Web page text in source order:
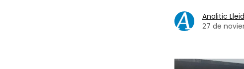
Analitic
27 de